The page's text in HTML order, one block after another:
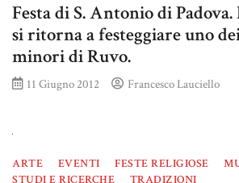
Festa di S. Antonio di
si ritorna a festeggiare uno
minori di Ruvo.
11 Giugno 2012 Francesco Lauciello
ARTE EVENTI FESTE RELIGIOSE
STUDI E RICERCHE
TRADIZIONI